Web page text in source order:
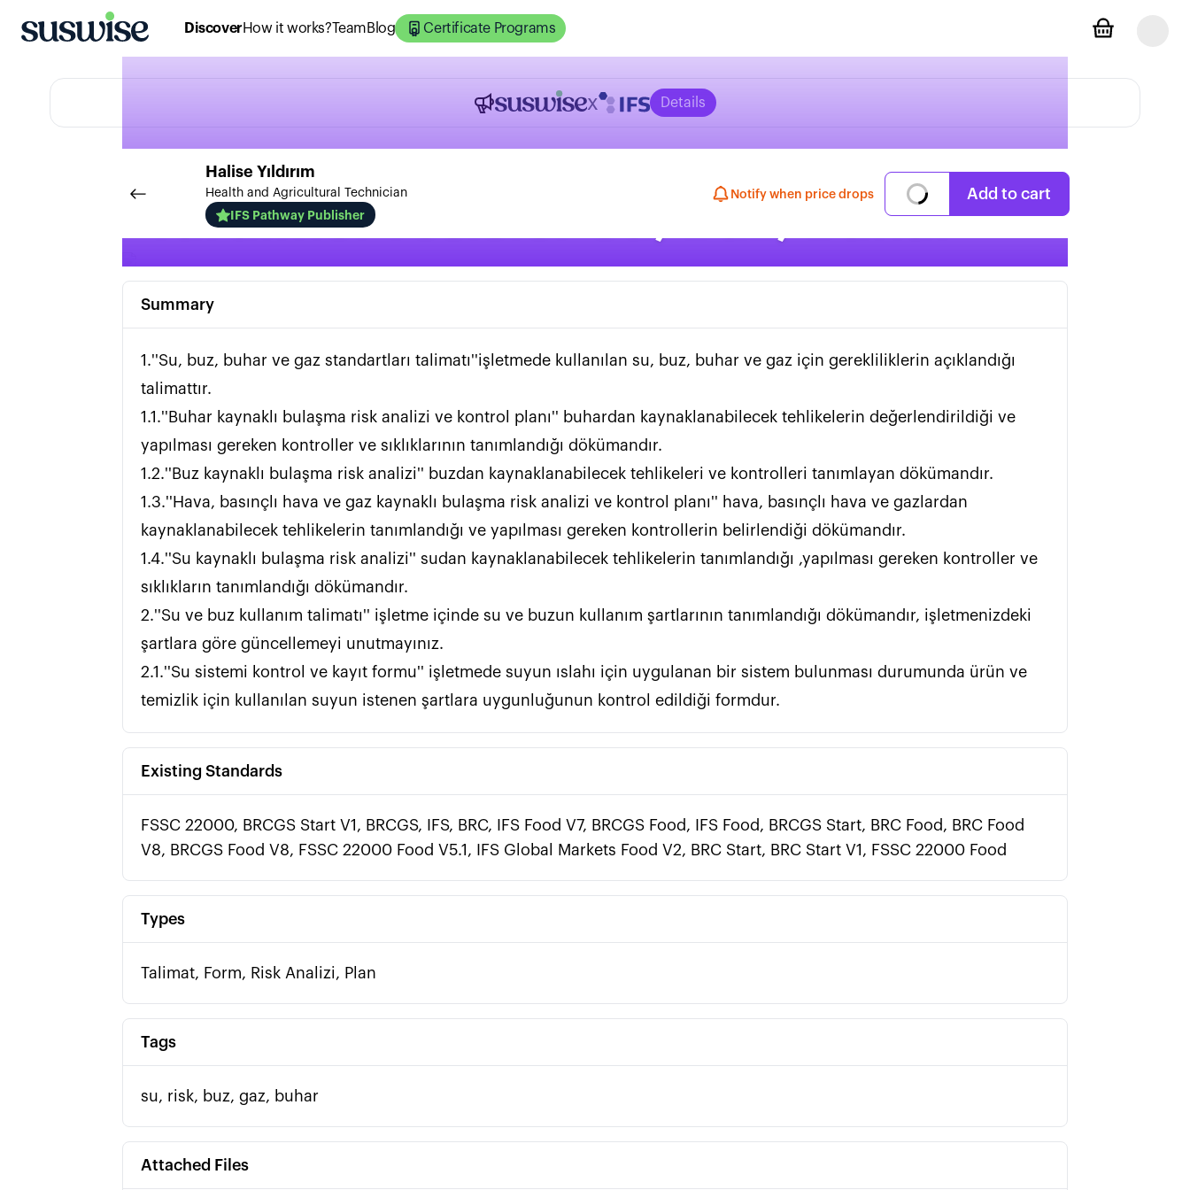
DiscoverHow it works?TeamBlog Certificate Programs
x Details
Halise Yıldırım
Health and Agricultural Technician
IFS Pathway Publisher
Notify when price drops Add to cart
Yardımcı Tesisler Su, Buz, Buhar
Summary
1.''Su, buz, buhar ve gaz standartları talimatı''işletmede kullanılan su, buz, buhar ve gaz için gerekliliklerin açıklandığı
talimattır.
1.1.''Buhar kaynaklı bulaşma risk analizi ve kontrol planı'' buhardan kaynaklanabilecek tehlikelerin değerlendirildiği ve
yapılması gereken kontroller ve sıklıklarının tanımlandığı dökümandır.
1.2.''Buz kaynaklı bulaşma risk analizi'' buzdan kaynaklanabilecek tehlikeleri ve kontrolleri tanımlayan dökümandır.
1.3.''Hava, basınçlı hava ve gaz kaynaklı bulaşma risk analizi ve kontrol planı'' hava, basınçlı hava ve gazlardan
kaynaklanabilecek tehlikelerin tanımlandığı ve yapılması gereken kontrollerin belirlendiği dökümandır.
1.4.''Su kaynaklı bulaşma risk analizi'' sudan kaynaklanabilecek tehlikelerin tanımlandığı ,yapılması gereken kontroller ve
sıklıkların tanımlandığı dökümandır.
2.''Su ve buz kullanım talimatı'' işletme içinde su ve buzun kullanım şartlarının tanımlandığı dökümandır, işletmenizdeki
şartlara göre güncellemeyi unutmayınız.
2.1.''Su sistemi kontrol ve kayıt formu'' işletmede suyun ıslahı için uygulanan bir sistem bulunması durumunda ürün ve
Existing Standards
FSSC 22000, BRCGS Start V1, BRCGS, IFS, BRC, IFS Food V7, BRCGS Food, IFS Food, BRCGS Start, BRC Food, BRC Food
V8, BRCGS Food V8, FSSC 22000 Food V5.1, IFS Global Markets Food V2, BRC Start, BRC Start V1, FSSC 22000 Food
Types
Talimat, Form, Risk Analizi, Plan
Tags
su, risk, buz, gaz, buhar
Attached Files